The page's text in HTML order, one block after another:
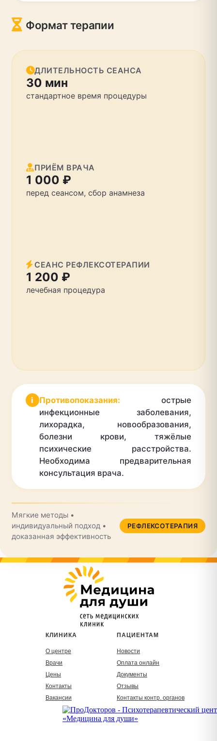
Формат терапии
ДЛИТЕЛЬНОСТЬ СЕАНСА
30 мин
стандартное время процедуры
ПРИЁМ ВРАЧА
1 000 ₽
перед сеансом, сбор анамнеза
СЕАНС РЕФЛЕКСОТЕРАПИИ
1 200 ₽
лечебная процедура
i Противопоказания: острые
инфекционные заболевания,
лихорадка, новообразования,
болезни крови, тяжёлые
психические расстройства.
Необходима предварительная
консультация врача.
Мягкие методы •
индивидуальный подход •
доказанная эффективность
РЕФЛЕКСОТЕРАПИЯ
КЛИНИКА
О центре
Врачи
Цены
Контакты
Вакансии
ПАЦИЕНТАМ
Новости
Оплата онлайн
Документы
Отзывы
Контакты контр. органов